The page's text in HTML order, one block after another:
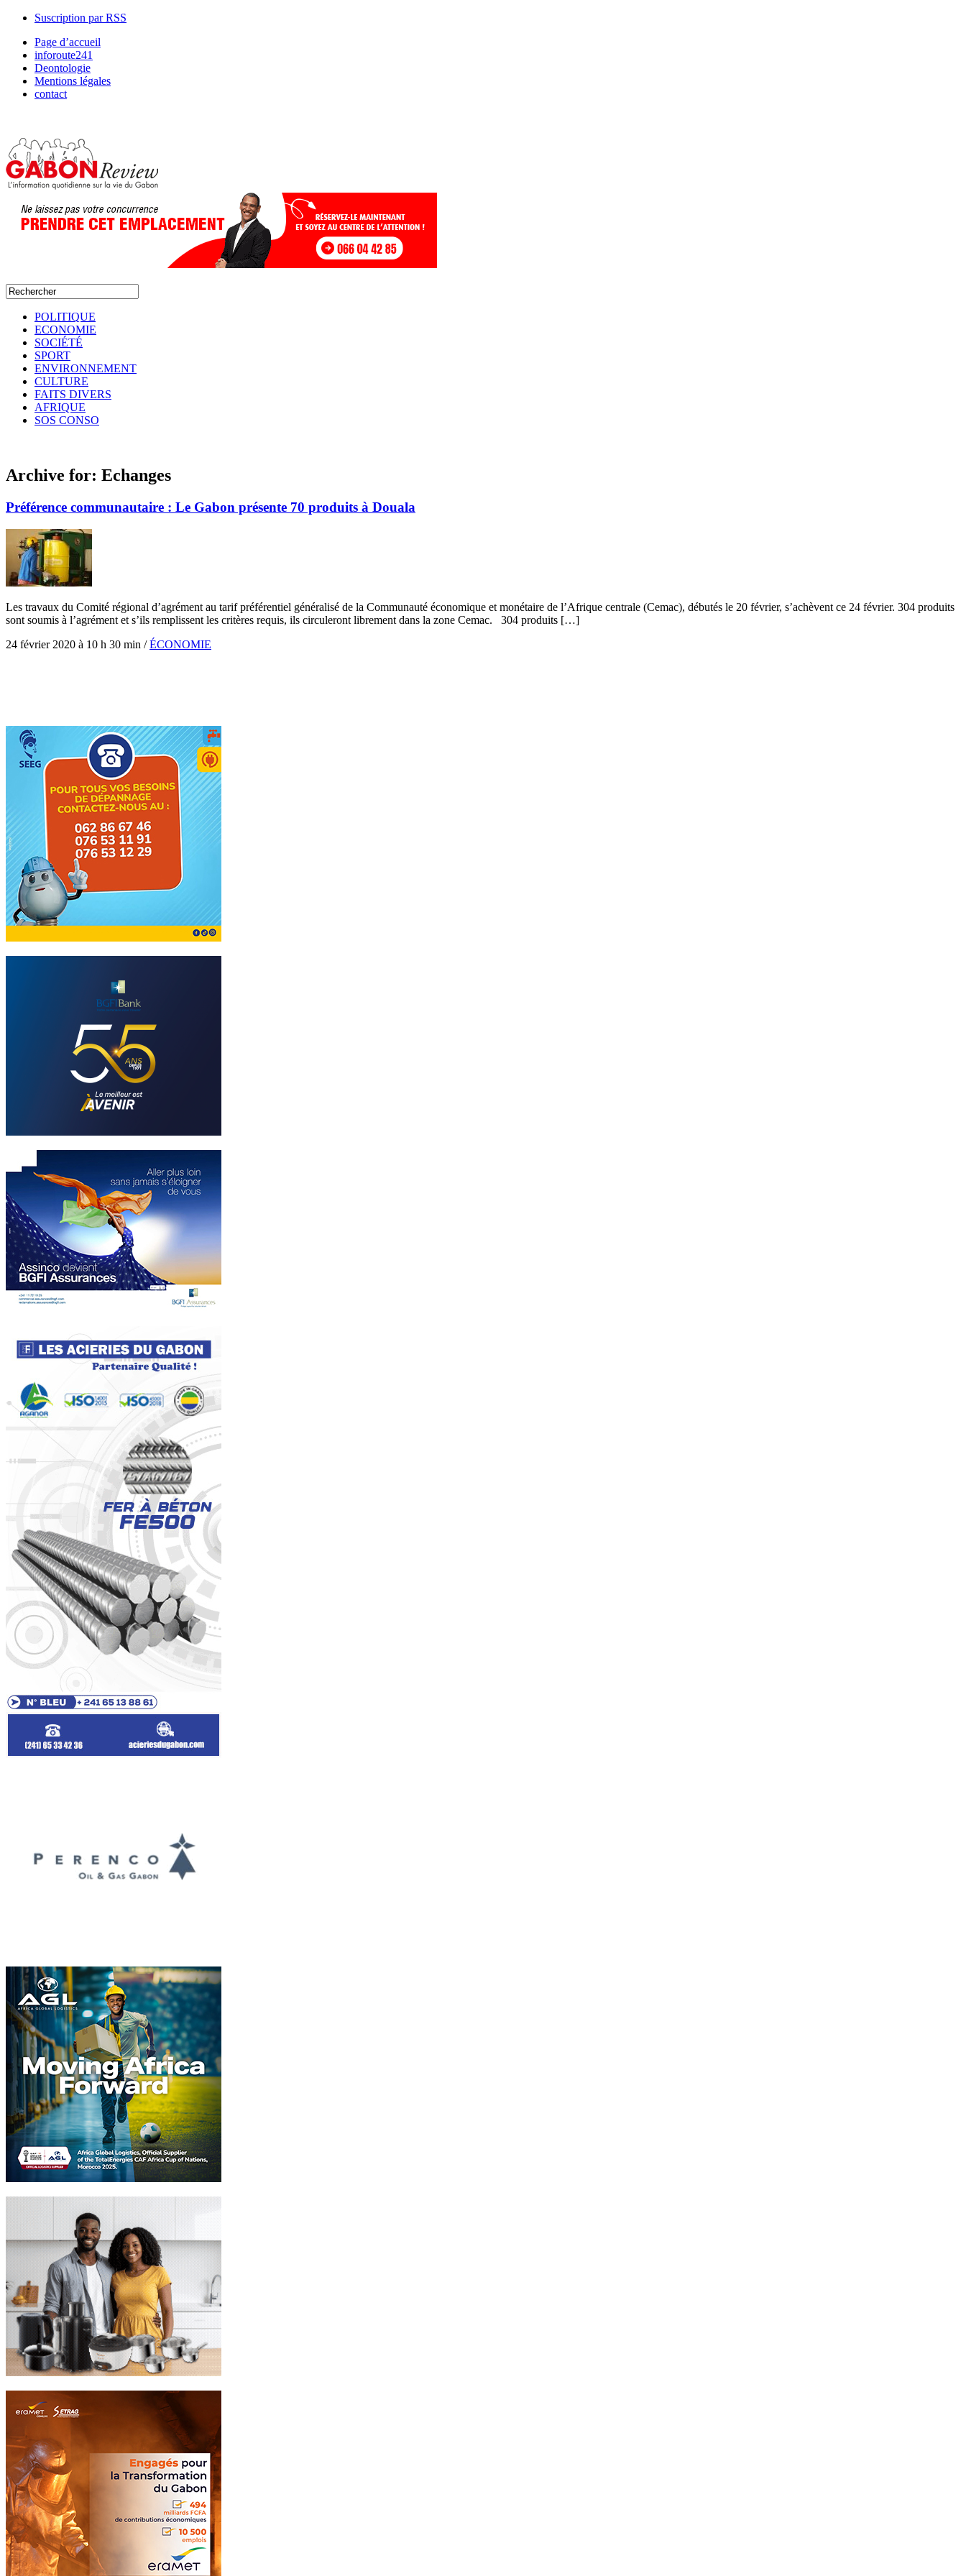
Suscription par RSS
Page d’accueil
inforoute241
Deontologie
Mentions légales
contact
POLITIQUE
ECONOMIE
SOCIÉTÉ
SPORT
ENVIRONNEMENT
CULTURE
FAITS DIVERS
AFRIQUE
SOS CONSO
Archive for: Echanges
Préférence communautaire : Le Gabon présente 70 produits à Douala
Les travaux du Comité régional d’agrément au tarif préférentiel généralisé de la Communauté économique et monétaire de l’Afrique centrale (Cemac), débutés le 20 février, s’achèvent ce 24 février. 304 produits
sont soumis à l’agrément et s’ils remplissent les critères requis, ils circuleront librement dans la zone Cemac. 304 produits […]
24 février 2020 à 10 h 30 min /ÉCONOMIE